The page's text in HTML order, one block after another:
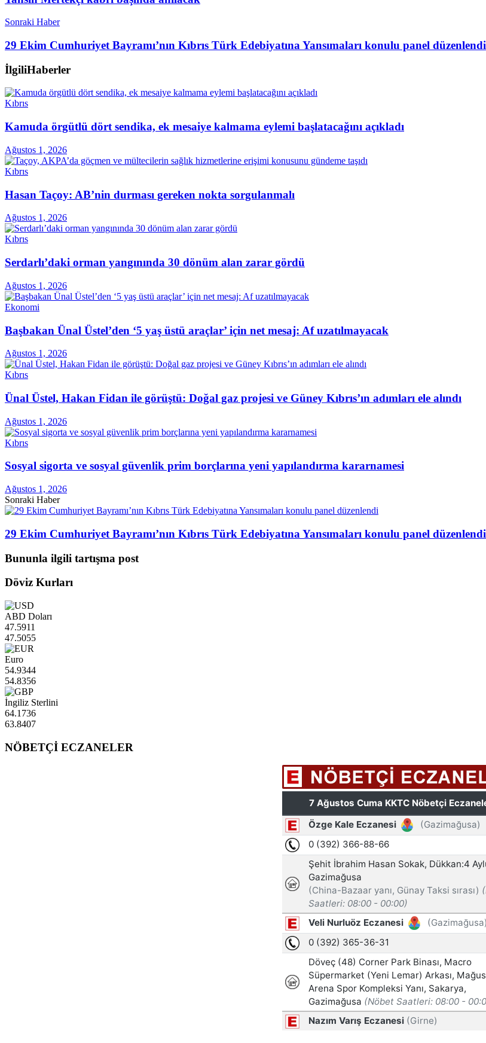
Sonraki Haber
29 Ekim Cumhuriyet Bayramı’nın Kıbrıs Türk Edebiyatına Yansımaları konulu panel düzenlendi
İlgiliHaberler
Kıbrıs
Kamuda örgütlü dört sendika, ek mesaiye kalmama eylemi başlatacağını açıkladı
Ağustos 1, 2026
Kıbrıs
Hasan Taçoy: AB’nin durması gereken nokta sorgulanmalı
Ağustos 1, 2026
Kıbrıs
Serdarlı’daki orman yangınında 30 dönüm alan zarar gördü
Ağustos 1, 2026
Ekonomi
Başbakan Ünal Üstel’den ‘5 yaş üstü araçlar’ için net mesaj: Af uzatılmayacak
Ağustos 1, 2026
Kıbrıs
Ünal Üstel, Hakan Fidan ile görüştü: Doğal gaz projesi ve Güney Kıbrıs’ın adımları ele alındı
Ağustos 1, 2026
Kıbrıs
Sosyal sigorta ve sosyal güvenlik prim borçlarına yeni yapılandırma kararnamesi
Ağustos 1, 2026
Sonraki Haber
29 Ekim Cumhuriyet Bayramı’nın Kıbrıs Türk Edebiyatına Yansımaları konulu panel düzenlendi
Bununla ilgili tartışma post
Döviz Kurları
ABD Doları
47.5911
47.5055
Euro
54.9344
54.8356
İngiliz Sterlini
64.1736
63.8407
NÖBETÇİ ECZANELER